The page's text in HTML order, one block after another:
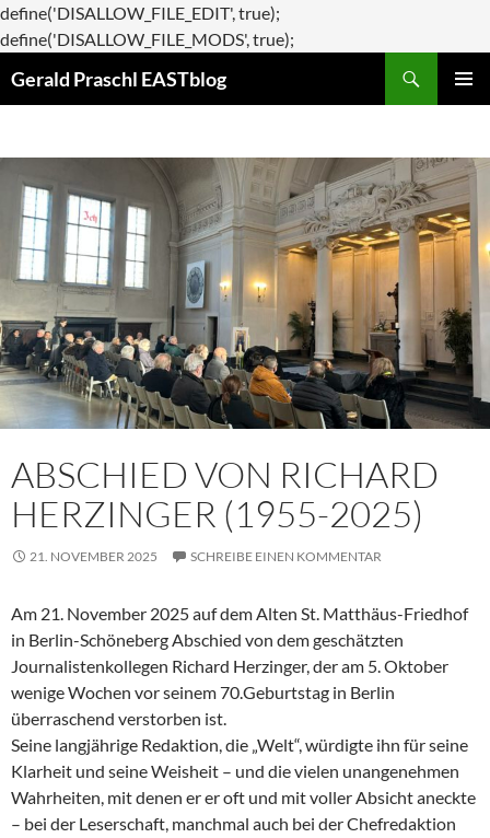
define('DISALLOW_FILE_EDIT', true);
define('DISALLOW_FILE_MODS', true);
Gerald Praschl EASTblog
ABSCHIED VON RICHARD
HERZINGER (1955-2025)
21. NOVEMBER 2025 SCHREIBE EINEN KOMMENTAR
Am 21. November 2025 auf dem Alten St. Matthäus-Friedhof
in Berlin-Schöneberg Abschied von dem geschätzten
Journalistenkollegen Richard Herzinger, der am 5. Oktober
wenige Wochen vor seinem 70.Geburtstag in Berlin
überraschend verstorben ist.
Seine langjährige Redaktion, die „Welt“, würdigte ihn für seine
Klarheit und seine Weisheit – und die vielen unangenehmen
Wahrheiten, mit denen er er oft und mit voller Absicht aneckte
– bei der Leserschaft, manchmal auch bei der Chefredaktion